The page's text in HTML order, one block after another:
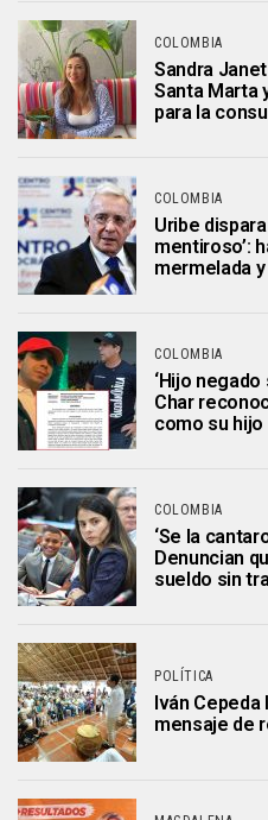
COLOMBIA
Sandra
Santa Marta
para la
COLOMBIA
Uribe
mentiroso’:
mermelada
COLOMBIA
‘Hijo
Char
como su hijo
COLOMBIA
‘Se la
Denuncian
sueldo sin
POLÍTICA
Iván
mensaje de